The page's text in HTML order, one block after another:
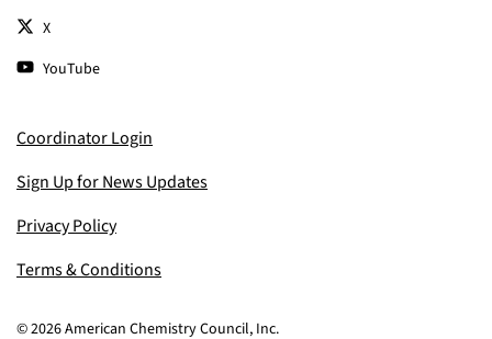
X
YouTube
© 2026 American Chemistry Council, Inc.
Coordinator Login
Sign Up for News Updates
Privacy Policy
Terms & Conditions